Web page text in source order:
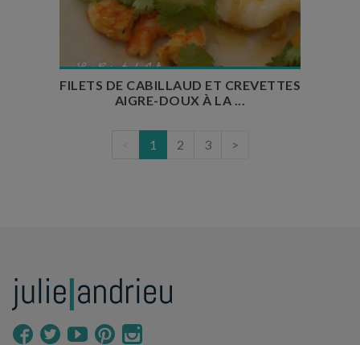
Temps de cuisson : 20 minutes
Nombre de couverts : 4
FILETS DE CABILLAUD ET CREVETTES
AIGRE-DOUX À LA ...
1 2 3 >